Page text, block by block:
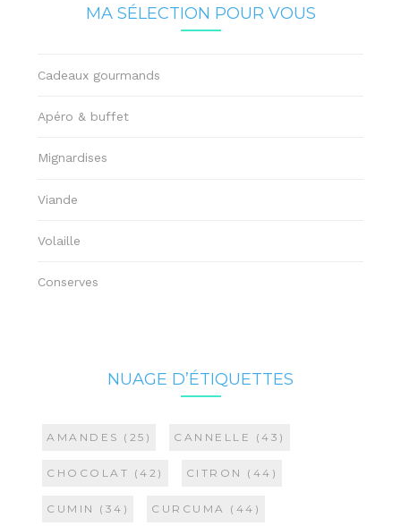
MA SÉLECTION POUR VOUS
Cadeaux gourmands
Apéro & buffet
Mignardises
Viande
Volaille
Conserves
NUAGE D’ÉTIQUETTES
AMANDES (25) CANNELLE (43)
CHOCOLAT (42) CITRON (44)
CUMIN (34) CURCUMA (44)